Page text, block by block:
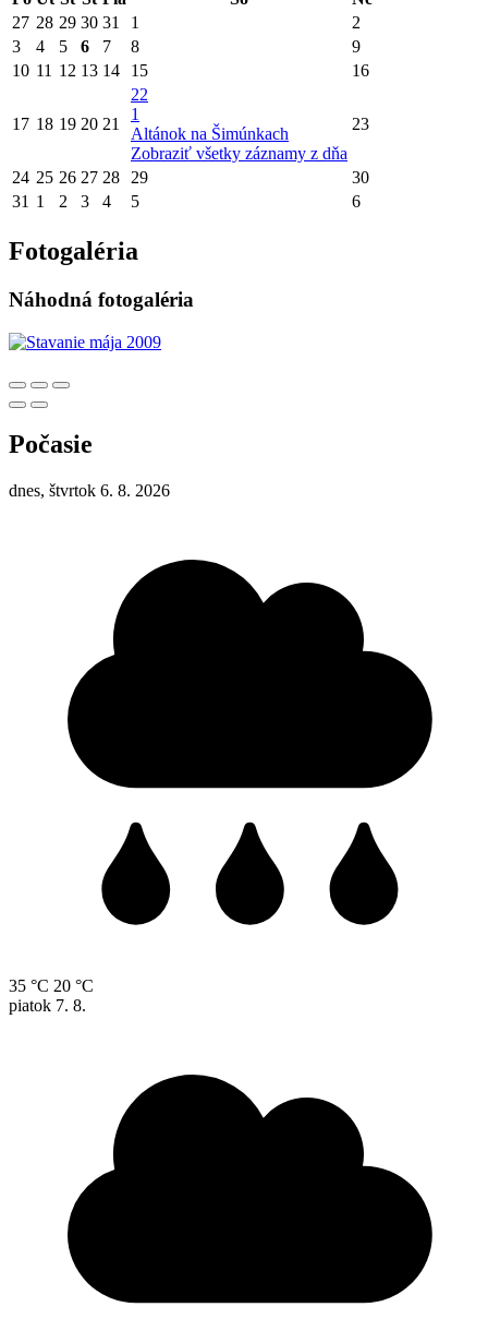
27 28 29 30 31 1
2
3
4 5 6 7 8
9
10 11 12 13 14 15 16
17 18 19 20 21
22
1
Altánok na Šimúnkach
Zobraziť všetky záznamy z dňa
23
24 25 26 27 28 29
30
31 1 2 3 4 5 6
Fotogaléria
Náhodná fotogaléria
Počasie
dnes, štvrtok 6. 8. 2026
35 °C 20 °C
piatok 7. 8.